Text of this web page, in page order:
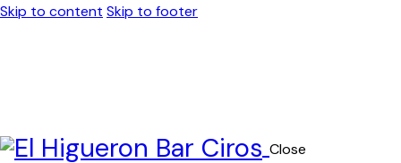
Skip to content Skip to footer
Close